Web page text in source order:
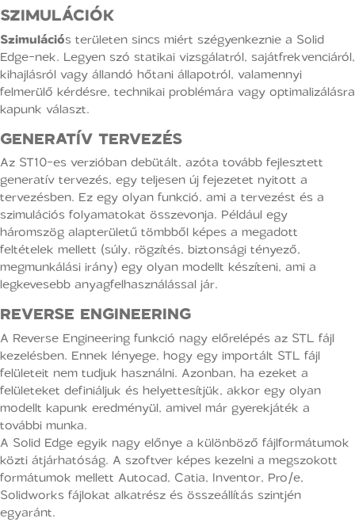
SZIMULÁCIÓK
Szimulációs területen sincs miért szégyenkeznie a Solid
Edge-nek. Legyen szó statikai vizsgálatról, sajátfrekvenciáról,
kihajlásról vagy állandó hőtani állapotról, valamennyi
felmerülő kérdésre, technikai problémára vagy optimalizálásra
kapunk választ.
GENERATÍV TERVEZÉS
Az ST10-es verzióban debütált, azóta tovább fejlesztett
generatív tervezés, egy teljesen új fejezetet nyitott a
tervezésben. Ez egy olyan funkció, ami a tervezést és a
szimulációs folyamatokat összevonja. Például egy
háromszög alapterületű tömbből képes a megadott
feltételek mellett (súly, rögzítés, biztonsági tényező,
megmunkálási irány) egy olyan modellt készíteni, ami a
legkevesebb anyagfelhasználással jár.
REVERSE ENGINEERING
A Reverse Engineering funkció nagy előrelépés az STL fájl
kezelésben. Ennek lényege, hogy egy importált STL fájl
felületeit nem tudjuk használni. Azonban, ha ezeket a
felületeket definiáljuk és helyettesítjük, akkor egy olyan
modellt kapunk eredményül, amivel már gyerekjáték a
további munka.
A Solid Edge egyik nagy előnye a különböző fájlformátumok
közti átjárhatóság. A szoftver képes kezelni a megszokott
formátumok mellett Autocad, Catia, Inventor, Pro/e,
Solidworks fájlokat alkatrész és összeállítás szintjén
egyaránt.